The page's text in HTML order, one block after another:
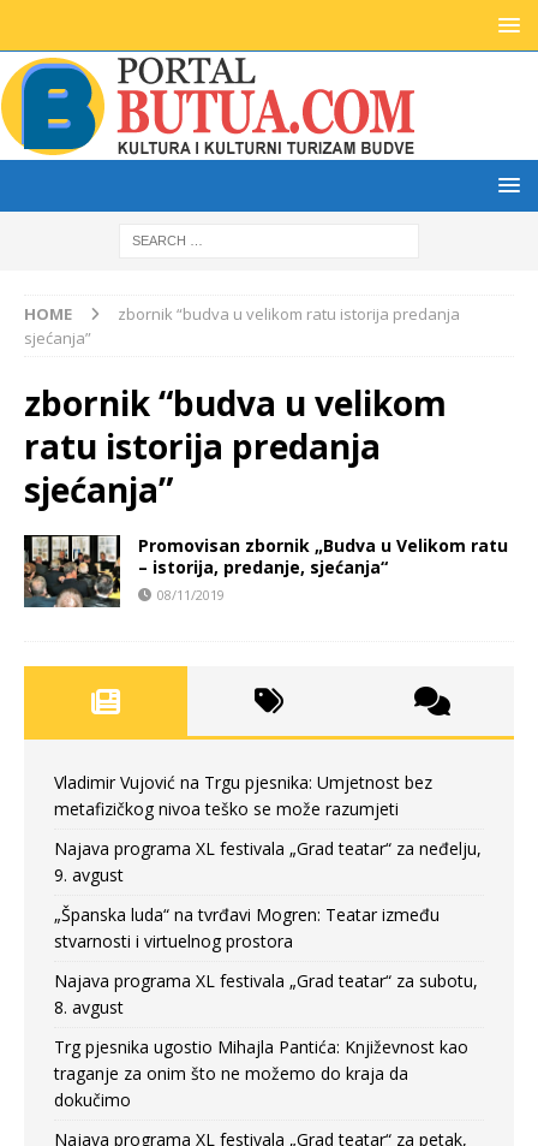
HOME
zbornik “budva u velikom ratu istorija predanja
sjećanja”
zbornik “budva u velikom
ratu istorija predanja
sjećanja”
Promovisan zbornik „Budva u Velikom ratu
– istorija, predanje, sjećanja“
08/11/2019
Vladimir Vujović na Trgu pjesnika: Umjetnost bez
metafizičkog nivoa teško se može razumjeti
Najava programa XL festivala „Grad teatar“ za neđelju,
9. avgust
„Španska luda“ na tvrđavi Mogren: Teatar između
stvarnosti i virtuelnog prostora
Najava programa XL festivala „Grad teatar“ za subotu,
8. avgust
Trg pjesnika ugostio Mihajla Pantića: Književnost kao
traganje za onim što ne možemo do kraja da
dokučimo
Najava programa XL festivala „Grad teatar“ za petak,